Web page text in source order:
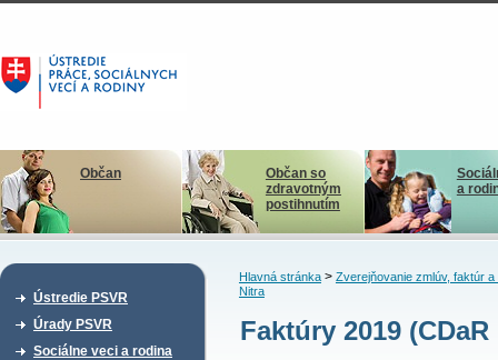
Občan
Občan so
zdravotným
postihnutím
a
Ústredie PSVR
Úrady PSVR
Sociálne veci a rodina
Hlavná stránka> Zverejňovanie zmlúv, faktúr a
Nitra
Faktúry 2019